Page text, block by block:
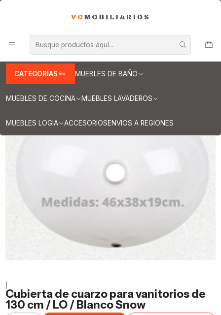
CATEGORÍAS MUEBLES DE BAÑO
MUEBLES DE COCINA MUEBLES LAVADEROS
MUEBLES LOGIA ACCESORIOSENVIOS A REGIONES
Cubiertas para vanitorios de 130 cm
Cubierta de cuarzo para vanitorios de 130 cm / LO / Blanco Snow
Cubierta de cuarzo para vanitorios de
130 cm / LO / Blanco Snow